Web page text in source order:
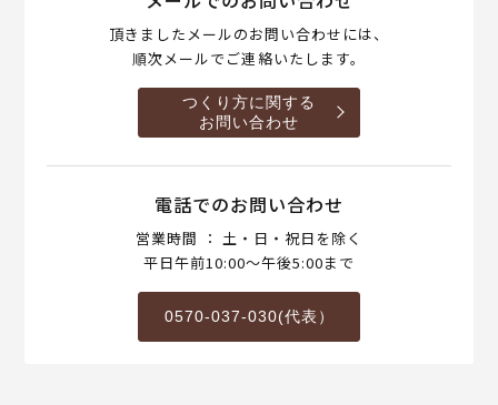
頂きましたメールのお問い合わせには、
順次メールでご連絡いたします。
つくり方に関する
お問い合わせ
電話でのお問い合わせ
営業時間 ： 土・日・祝日を除く
平日午前10:00～午後5:00まで
0570-037-030(代表）